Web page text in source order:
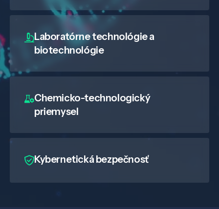
Laboratórne technológie a
biotechnológie
Chemicko-technologický
priemysel
Kybernetická bezpečnosť